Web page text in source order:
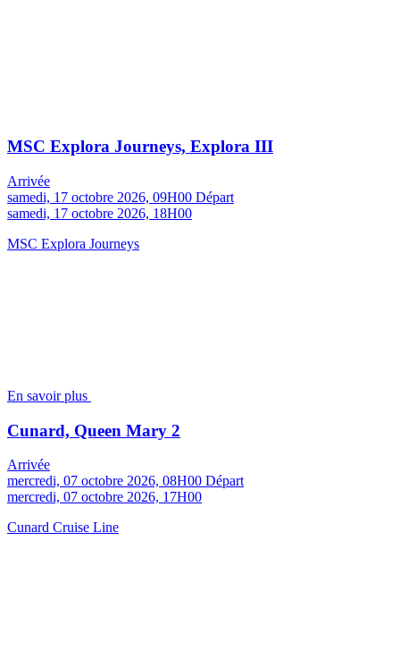
MSC Explora Journeys, Explora III
Arrivée
samedi, 17 octobre 2026, 09H00 Départ
samedi, 17 octobre 2026, 18H00
MSC Explora Journeys
En savoir plus
Cunard, Queen Mary 2
Arrivée
mercredi, 07 octobre 2026, 08H00 Départ
mercredi, 07 octobre 2026, 17H00
Cunard Cruise Line